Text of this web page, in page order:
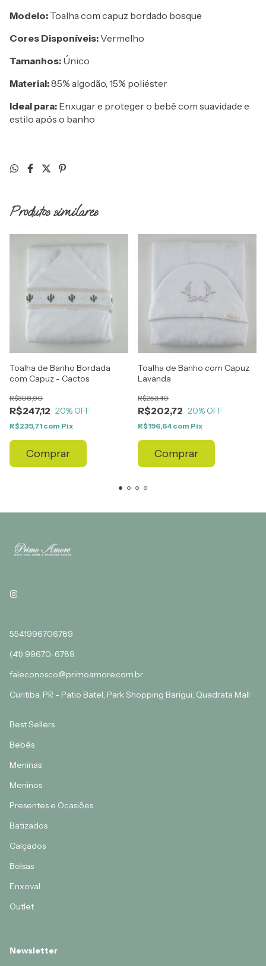
Modelo: Toalha com capuz bordado bosque
Cores Disponíveis:Vermelho
Tamanhos: Único
Material:85% algodão, 15% poliéster
Ideal para: Enxugar e proteger o bebê com suavidade e
estilo após o banho
Produtos similares
Toalha de Banho Bordada
com Capuz - Cactos
R$247,12
R$308,90
20% OFF
R$239,71 com Pix
Comprar
Toalha de Banho com Capuz
Lavanda
R$202,72
R$253,40
20% OFF
R$196,64 com Pix
Comprar
5541996706789
(41) 99670-6789
faleconosco@primoamore.com.br
Curitiba, PR - Patio Batel, Park Shopping Barigui, Quadrata Mall
Best Sellers
Bebês
Meninas
Meninos
Presentes e Ocasiões
Batizados
Calçados
Bolsas
Enxoval
Outlet
Newsletter